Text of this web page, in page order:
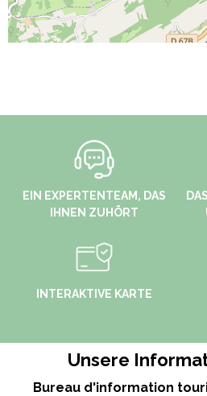
EIN EXPERTENTEAM, DAS
IHNEN ZUHÖRT
INTERAKTIVE KARTE
Unsere
Bureau d'information